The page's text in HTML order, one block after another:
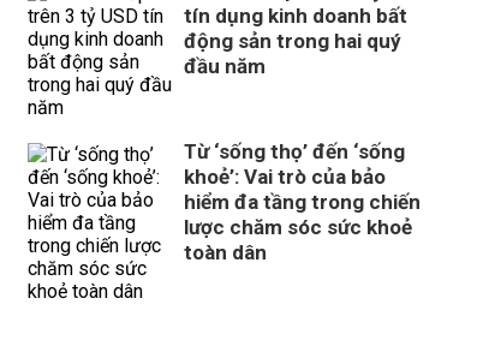
tín dụng kinh doanh bất
động sản trong hai quý
đầu năm
Từ ‘sống thọ’ đến ‘sống
khoẻ’: Vai trò của bảo
hiểm đa tầng trong chiến
lược chăm sóc sức khoẻ
toàn dân